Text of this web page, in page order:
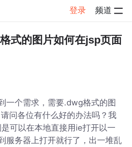
登录 频道
详情
式的图片如何在jsp页面
一个需求，需要.dwg格式的图
问各位有什么好的办法吗？我
可以在本地直接用ie打开以一
服务器上打开就行了，出一堆乱